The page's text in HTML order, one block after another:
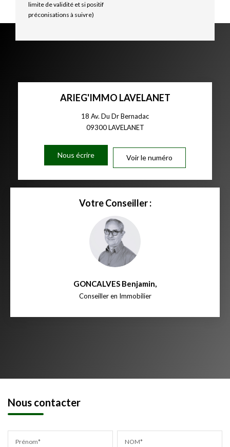
limite de validité et si positif
préconisations à suivre)
ARIEG'IMMO LAVELANET
18 Av. Du Dr Bernadac
09300LAVELANET
Nous écrire Voir le numéro
Votre Conseiller :
GONCALVES Benjamin,
Conseiller en Immobilier
Nous contacter
Prénom* NOM*